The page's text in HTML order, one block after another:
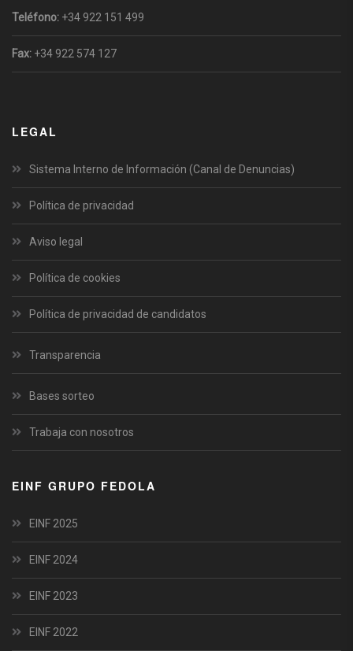
Teléfono: +34 922 151 499
Fax: +34 922 574 127
LEGAL
Sistema Interno de Información (Canal de Denuncias)
Política de privacidad
Aviso legal
Política de cookies
Política de privacidad de candidatos
Transparencia
Bases sorteo
Trabaja con nosotros
EINF GRUPO FEDOLA
EINF 2025
EINF 2024
EINF 2023
EINF 2022